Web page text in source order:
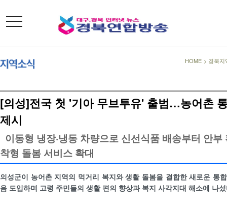
toggle
navigation
HOME > 경북지
[의성]전국 첫 '기아 무브투유' 출범…농어촌
제시
이동형 냉장·냉동 차량으로 신선식품 배송부터 안
착형 돌봄 서비스 확대
의성군이 농어촌 지역의 먹거리 복지와 생활 돌봄을 결합한 새로운 통
음 도입하며 고령 주민들의 생활 편의 향상과 복지 사각지대 해소에 나